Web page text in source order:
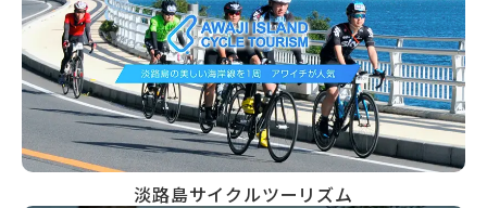
淡路島サイクルツーリズム